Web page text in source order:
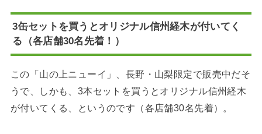
3缶セットを買うとオリジナル信州経木が付いてく
る（各店舗30名先着！）
この「山の上ニューイ」、長野・山梨限定で販売中だそ
うで、しかも、3本セットを買うとオリジナル信州経木
が付いてくる、というのです（各店舗30名先着）。